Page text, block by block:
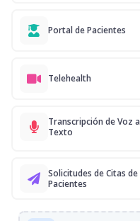
Portal de Pacientes
Telehealth
Transcripción de Voz a
Texto
Solicitudes de Citas de
Pacientes